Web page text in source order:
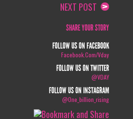
NEXT POST
SHARE YOUR STORY
FOLLOW US ON FACEBOOK
Facebook.com/vday
FOLLOW US ON TWITTER
@VDAY
FOLLOW US ON INSTAGRAM
@one_billion_rising